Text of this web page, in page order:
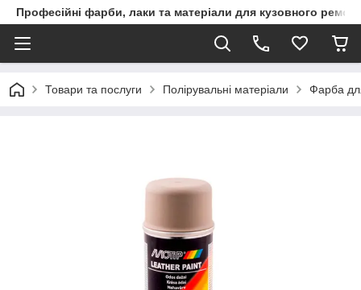
Професійні фарби, лаки та матеріали для кузовного
Товари та послуги Полірувальні матеріали Фарба